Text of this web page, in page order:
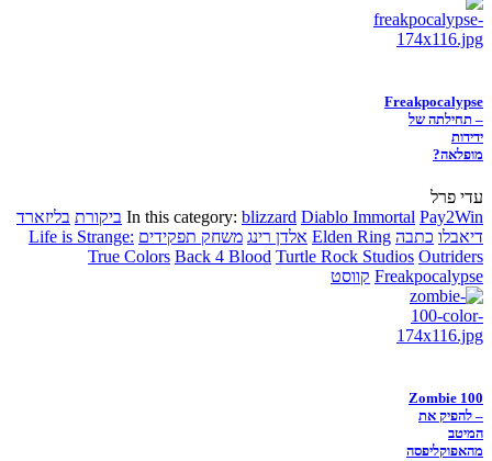
Freakpocalypse
– תחילתה של
ידידות
מופלאה?
עדי פרל
In this category: blizzard Diablo Immortal Pay2Win ביקורת בליזארד
דיאבלו כתבה Elden Ring אלדן רינג משחק תפקידים Life is Strange:
True Colors Back 4 Blood Turtle Rock Studios Outriders
Freakpocalypse קווסט
Zombie 100
– להפיק את
המיטב
מהאפוקליפסה